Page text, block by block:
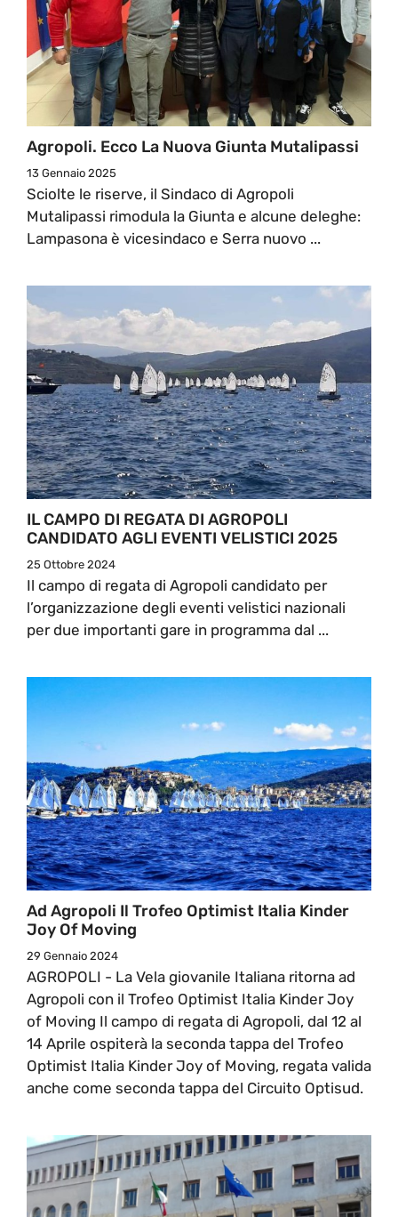
Agropoli. Ecco La Nuova Giunta Mutalipassi
13 Gennaio 2025
Sciolte le riserve, il Sindaco di Agropoli
Mutalipassi rimodula la Giunta e alcune deleghe:
Lampasona è vicesindaco e Serra nuovo ...
IL CAMPO DI REGATA DI AGROPOLI
CANDIDATO AGLI EVENTI VELISTICI 2025
25 Ottobre 2024
Il campo di regata di Agropoli candidato per
l’organizzazione degli eventi velistici nazionali
per due importanti gare in programma dal ...
Ad Agropoli Il Trofeo Optimist Italia Kinder
Joy Of Moving
29 Gennaio 2024
AGROPOLI - La Vela giovanile Italiana ritorna ad
Agropoli con il Trofeo Optimist Italia Kinder Joy
of Moving Il campo di regata di Agropoli, dal 12 al
14 Aprile ospiterà la seconda tappa del Trofeo
Optimist Italia Kinder Joy of Moving, regata valida
anche come seconda tappa del Circuito Optisud.